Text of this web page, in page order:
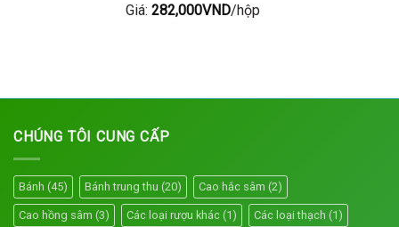
Giá: 282,000VND/hộp
CHÚNG TÔI CUNG CẤP
Bánh (45) Bánh trung thu (20) Cao hắc sâm (2)
Cao hồng sâm (3) Các loại rượu khác (1) Các loại thạch (1)